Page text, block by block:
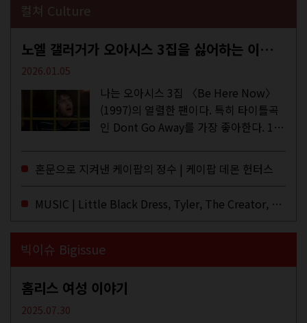
컬쳐 Culture
노엘 갤러거가 오아시스 3집을 싫어하는 이유 | DEFINITELY MAYBE, AGAIN
2026.01.05
나는 오아시스 3집 〈Be Here Now〉
(1997)의 열렬한 팬이다. 특히 타이틀곡
인 Dont Go Away를 가장 좋아한다. 15
이브·데모·부틀렉을 합쳐 3만 번 이상은
듣지 않았나 싶다. 이토록...
혼문으로 지켜낸 케이팝의 정수 | 케이팝 데몬 헌터스
MUSIC | Little Black Dress, Tyler, The Creator, Essie Jain
빅이슈 Bigissue
홈리스 여성 이야기
2025.07.30